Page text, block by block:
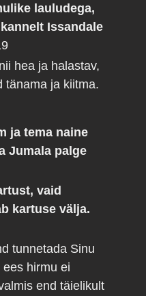
lauludega,
Issandale
hea ja halastav,
tänama ja kiitma.
ja tema naine
Jumala palge
vaid
kartuse välja.
tunnetada Sinu
hirmu ei
end täielikult